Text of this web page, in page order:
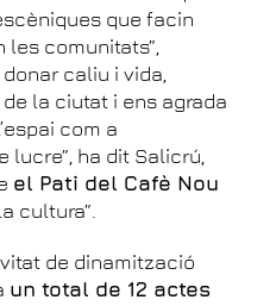
que facin
comunitats”,
caliu i vida,
la ciutat i ens agrada
com a
ha dit Salicrú,
el Pati del Cafè Nou
cultura”.
de dinamització
un total de 12 actes